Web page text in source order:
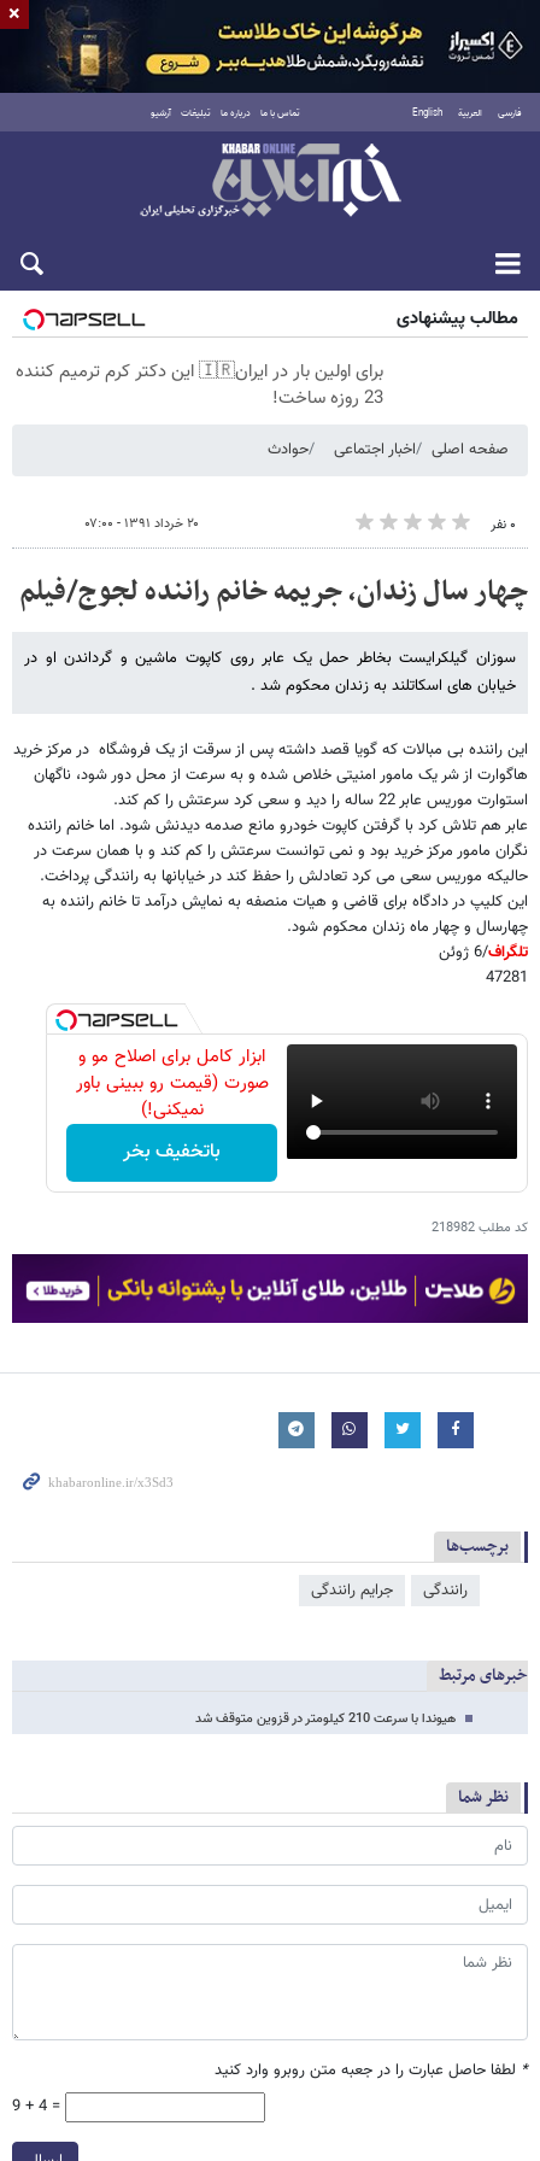
فارسی العربية English تماس با ما درباره ما تبلیغات آرشیو
پنجشنبه ۱۵ مرداد ۱۴۰۵
مطالب پیشنهادی
برای اولین بار در ایران🇮🇷 این دکتر کرم ترمیم کننده
23 روزه ساخت!
صفحه اصلی اخبار اجتماعی حوادث
۰ نفر ۲۰ خرداد ۱۳۹۱ - ۰۷:۰۰
چهار سال زندان، جریمه خانم راننده لجوج/فیلم
سوزان گیلکرایست بخاطر حمل یک عابر روی کاپوت ماشین و گرداندن او در
خیابان های اسکاتلند به زندان محکوم شد .
این راننده بی مبالات که گویا قصد داشته پس از سرقت از یک فروشگاه در مرکز خرید
هاگوارت از شر یک مامور امنیتی خلاص شده و به سرعت از محل دور شود، ناگهان
استوارت موریس عابر 22 ساله را دید و سعی کرد سرعتش را کم کند.
عابر هم تلاش کرد با گرفتن کاپوت خودرو مانع صدمه دیدنش شود. اما خانم راننده
نگران مامور مرکز خرید بود و نمی توانست سرعتش را کم کند و با همان سرعت در
حالیکه موریس سعی می کرد تعادلش را حفظ کند در خیابانها به رانندگی پرداخت.
این کلیپ در دادگاه برای قاضی و هیات منصفه به نمایش درآمد تا خانم راننده به
چهارسال و چهار ماه زندان محکوم شود.
تلگراف/6 ژوئن
47281
ابزار کامل برای اصلاح مو و
صورت (قیمت رو ببینی باور
نمیکنی!)
باتخفیف بخر
کد مطلب218982
برچسب‌ها
رانندگی جرایم رانندگی
خبرهای مرتبط
هیوندا با سرعت 210 کیلومتر در قزوین متوقف شد
نظر شما
* لطفا حاصل عبارت را در جعبه متن روبرو وارد کنید
9 + 4 =
×